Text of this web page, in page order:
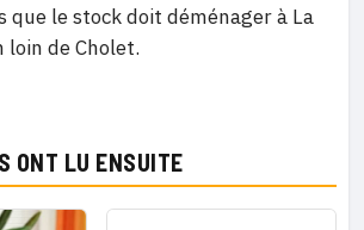
que le stock doit déménager à La
loin de Cholet.
ONT LU ENSUITE